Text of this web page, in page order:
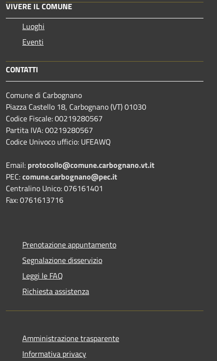
VIVERE IL COMUNE
Luoghi
Eventi
CONTATTI
Comune di Carbognano
Piazza Castello 18, Carbognano (VT) 01030
Codice Fiscale: 00219280567
Partita IVA: 00219280567
Codice Univoco ufficio: UFEAWQ
Email: protocollo@comune.carbognano.vt.it
PEC:comune.carbognano@pec.it
Centralino Unico: 076161401
Fax: 0761613716
Prenotazione appuntamento
Segnalazione disservizio
Leggi le FAQ
Richiesta assistenza
Amministrazione trasparente
Informativa privacy